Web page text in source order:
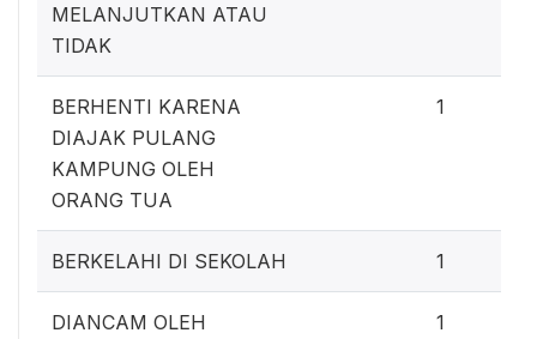
MELANJUTKAN ATAU
TIDAK
BERHENTI KARENA
DIAJAK PULANG
KAMPUNG OLEH
ORANG TUA
1
BERKELAHI DI SEKOLAH 1
DIANCAM OLEH
1